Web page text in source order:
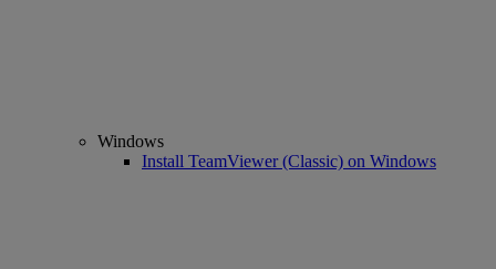
Windows
Install TeamViewer (Classic) on Windows